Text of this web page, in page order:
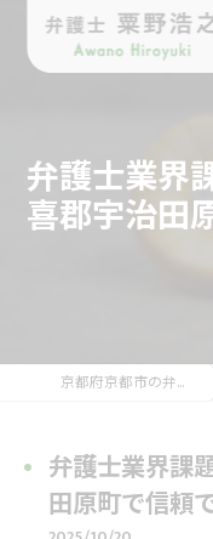
弁護士業界
喜郡宇治田
京都府京都市の弁護士なら弁護士 粟野浩之
弁護士業界課
田原町で信頼